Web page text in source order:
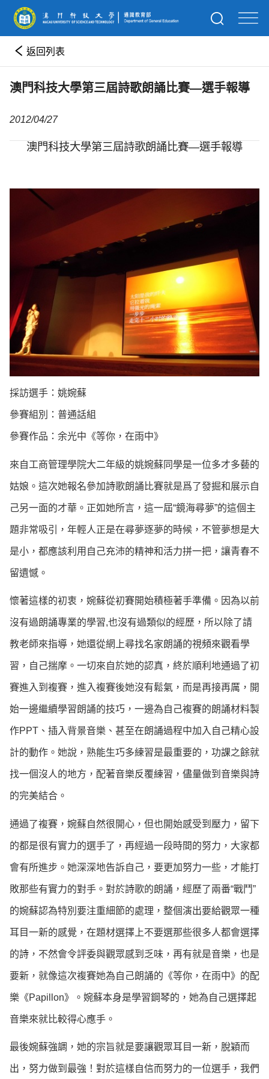
返回列表
澳門科技大學第三屆詩歌朗誦比賽—選手報導
2012/04/27
澳門科技大學第三屆詩歌朗誦比賽—選手報導
採訪選手：姚婉蘇
參賽組別：普通話組
參賽作品：余光中《等你，在雨中》
來自工商管理學院大二年級的姚婉蘇同學是一位多才多藝的
姑娘。這次她報名參加詩歌朗誦比賽就是爲了發掘和展示自
己另一面的才華。正如她所言，這一屆“鏡海尋夢”的這個主
題非常吸引，年輕人正是在尋夢逐夢的時候，不管夢想是大
是小，都應該利用自己充沛的精神和活力拼一把，讓青春不
留遺憾。
懷著這樣的初衷，婉蘇從初賽開始積極著手準備。因為以前
沒有過朗誦專業的學習,也沒有過類似的經歷，所以除了請
教老師來指導，她還從網上尋找名家朗誦的視頻來觀看學
習，自己揣摩。一切來自於她的認真，終於順利地通過了初
賽進入到複賽，進入複賽後她沒有鬆氣，而是再接再厲，開
始一邊繼續學習朗誦的技巧，一邊為自己複賽的朗誦材料製
作PPT、插入背景音樂、甚至在朗誦過程中加入自己精心設
計的動作。她說，熟能生巧多練習是最重要的，功課之餘就
找一個沒人的地方，配著音樂反覆練習，儘量做到音樂與詩
的完美結合。
通過了複賽，婉蘇自然很開心，但也開始感受到壓力，留下
的都是很有實力的選手了，再經過一段時間的努力，大家都
會有所進步。她深深地告訴自己，要更加努力一些，才能打
敗那些有實力的對手。對於詩歌的朗誦，經歷了兩番“戰鬥”
的婉蘇認為特別要注重細節的處理，整個演出要給觀眾一種
耳目一新的感覺，在題材選擇上不要選那些很多人都會選擇
的詩，不然會令評委與觀眾感到乏味，再有就是音樂，也是
要新，就像這次複賽她為自己朗誦的《等你，在雨中》的配
樂《Papillon》。婉蘇本身是學習鋼琴的，她為自己選擇起
音樂來就比較得心應手。
最後婉蘇強調，她的宗旨就是要讓觀眾耳目一新，脫穎而
出，努力做到最強！對於這樣自信而努力的一位選手，我們